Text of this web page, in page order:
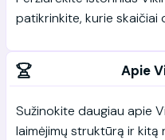
patikrinkite, kurie skaičiai
Apie
Sužinokite daugiau apie
laimėjimų struktūrą ir kitą